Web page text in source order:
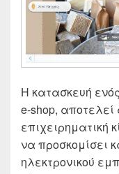
Η κατασκευή
e-shop,
επιχειρηματική
να προσκομίσει
ηλεκτρονικού